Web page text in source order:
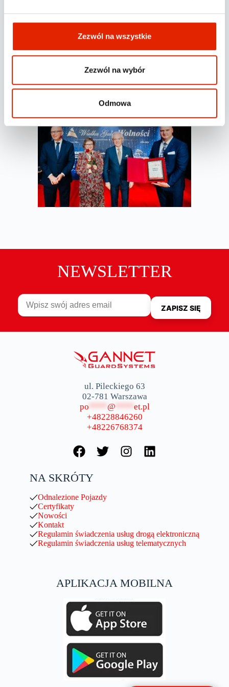
Zezwól na wszystkie
Zezwól na wybór
Odmowa
NEWSLETTER
ul. Pileckiego 63
02-781 Warszawa
po **** @ **** et.pl
+48228846260
+48226768374
NA SKRÓTY
Odnalezione Pojazdy
Certyfikaty
Nowości
Kontakt
Regulamin świadczenia usług drogą elektroniczną
Regulamin świadczenia usług telematycznych
APLIKACJA MOBILNA